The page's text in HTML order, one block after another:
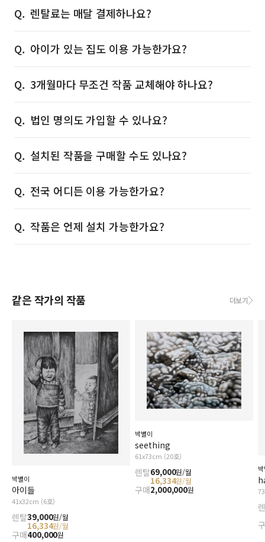
렌탈료는 매달 결제하나요?
아이가 있는 집도 이용 가능한가요?
3개월마다 무조건 작품 교체해야 하나요?
법인 명의도 가입할 수 있나요?
설치된 작품을 구매할 수도 있나요?
전국 어디든 이용 가능한가요?
작품은 언제 설치 가능한가요?
같은 작가의 작품 더보기
박별이
아이들
41x32cm (6호)
렌탈39,000원/월
16,334원/월
구매400,000원
박별이
seething
61x73cm (20호)
렌탈69,000원/월
16,334원/월
구매2,000,000원